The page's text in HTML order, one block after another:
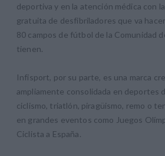
deportiva y en la atención médica con
gratuita de desfibriladores que va
80 campos de fútbol de la Comunidad
tienen.
Infisport, por su parte, es una marca
ampliamente consolidada en deportes
ciclismo, triatlón, piragüismo, remo o
en grandes eventos como Juegos
Ciclista a España.